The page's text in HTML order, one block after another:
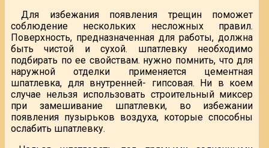
Для избежания появления трещин поможет
соблюдение нескольких несложных правил.
Поверхность, предназначенная для работы, должна
быть чистой и сухой. шпатлевку необходимо
подбирать по ее свойствам. нужно помнить, что для
наружной отделки применяется цементная
шпатлевка, для внутренней- гипсовая. Ни в коем
случае нельзя использовать строительный миксер
при замешивание шпатлевки, во избежании
появления пузырьков воздуха, которые способны
ослабить шпатлевку.